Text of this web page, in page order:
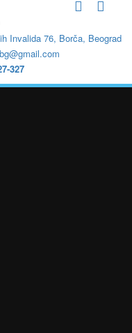
Invalida 76, Borča, Beograd
327